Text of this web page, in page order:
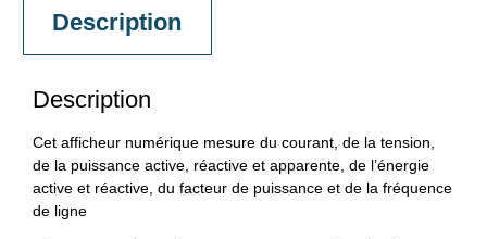
Description
Description
Cet afficheur numérique mesure du courant, de la tension,
de la puissance active, réactive et apparente, de l’énergie
active et réactive, du facteur de puissance et de la fréquence
de ligne